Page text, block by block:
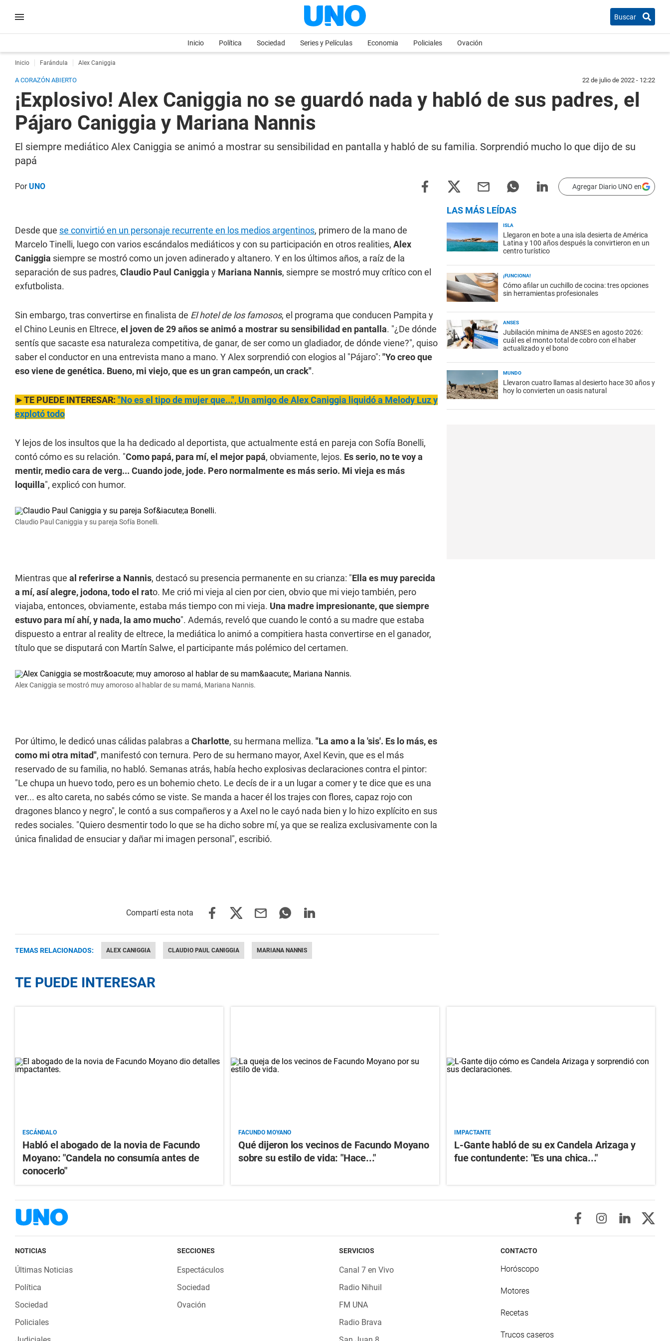
Buscar
Inicio Política Sociedad Series y Películas Economia Policiales Ovación
Inicio Farándula Alex Caniggia
A CORAZÓN ABIERTO 22 de julio de 2022 - 12:22
¡Explosivo! Alex Caniggia no se guardó nada y habló de sus padres, el
Pájaro Caniggia y Mariana Nannis
El siempre mediático Alex Caniggia se animó a mostrar su sensibilidad en pantalla y habló de su familia. Sorprendió mucho lo que dijo de su
papá
PorUNO Agregar Diario UNO en
Desde que se convirtió en un personaje recurrente en los medios argentinos, primero de la mano de
Marcelo Tinelli, luego con varios escándalos mediáticos y con su participación en otros realities, Alex
Caniggia siempre se mostró como un joven adinerado y altanero. Y en los últimos años, a raíz de la
separación de sus padres, Claudio Paul Caniggia y Mariana Nannis, siempre se mostró muy crítico con el
exfutbolista.
Sin embargo, tras convertirse en finalista de El hotel de los famosos, el programa que conducen Pampita y
el Chino Leunis en Eltrece, el joven de 29 años se animó a mostrar su sensibilidad en pantalla. "¿De dónde
sentís que sacaste esa naturaleza competitiva, de ganar, de ser como un gladiador, de dónde viene?", quiso
saber el conductor en una entrevista mano a mano. Y Alex sorprendió con elogios al "Pájaro": "Yo creo que
eso viene de genética. Bueno, mi viejo, que es un gran campeón, un crack".
►TE PUEDE INTERESAR: "No es el tipo de mujer que...", Un amigo de Alex Caniggia liquidó a Melody Luz y
explotó todo
Y lejos de los insultos que la ha dedicado al deportista, que actualmente está en pareja con Sofía Bonelli,
contó cómo es su relación. "Como papá, para mí, el mejor papá, obviamente, lejos. Es serio, no te voy a
mentir, medio cara de verg... Cuando jode, jode. Pero normalmente es más serio. Mi vieja es más
loquilla", explicó con humor.
Claudio Paul Caniggia y su pareja Sofía Bonelli.
Mientras que al referirse a Nannis, destacó su presencia permanente en su crianza: "Ella es muy parecida
a mí, así alegre, jodona, todo el rato. Me crió mi vieja al cien por cien, obvio que mi viejo también, pero
viajaba, entonces, obviamente, estaba más tiempo con mi vieja. Una madre impresionante, que siempre
estuvo para mí ahí, y nada, la amo mucho". Además, reveló que cuando le contó a su madre que estaba
dispuesto a entrar al reality de eltrece, la mediática lo animó a compitiera hasta convertirse en el ganador,
título que se disputará con Martín Salwe, el participante más polémico del certamen.
Alex Caniggia se mostró muy amoroso al hablar de su mamá, Mariana Nannis.
Por último, le dedicó unas cálidas palabras a Charlotte, su hermana melliza. "La amo a la 'sis'. Es lo más, es
como mi otra mitad", manifestó con ternura. Pero de su hermano mayor, Axel Kevin, que es el más
reservado de su familia, no habló. Semanas atrás, había hecho explosivas declaraciones contra el pintor:
"Le chupa un huevo todo, pero es un bohemio cheto. Le decís de ir a un lugar a comer y te dice que es una
ver... es alto careta, no sabés cómo se viste. Se manda a hacer él los trajes con flores, capaz rojo con
dragones blanco y negro", le contó a sus compañeros y a Axel no le cayó nada bien y lo hizo explícito en sus
redes sociales. "Quiero desmentir todo lo que se ha dicho sobre mí, ya que se realiza exclusivamente con la
única finalidad de ensuciar y dañar mi imagen personal", escribió.
TEMAS RELACIONADOS: ALEX CANIGGIA CLAUDIO PAUL CANIGGIA MARIANA NANNIS
LAS MÁS LEÍDAS
ISLA
Llegaron en bote a una isla desierta de América
Latina y 100 años después la convirtieron en un
centro turístico
¡FUNCIONA!
Cómo afilar un cuchillo de cocina: tres opciones
sin herramientas profesionales
ANSES
Jubilación mínima de ANSES en agosto 2026:
cuál es el monto total de cobro con el haber
actualizado y el bono
MUNDO
Llevaron cuatro llamas al desierto hace 30 años y
hoy lo convierten un oasis natural
TE PUEDE INTERESAR
ESCÁNDALO
Habló el abogado de la novia de Facundo
Moyano: "Candela no consumía antes de
conocerlo"
FACUNDO MOYANO
Qué dijeron los vecinos de Facundo Moyano
sobre su estilo de vida: "Hace..."
IMPACTANTE
L-Gante habló de su ex Candela Arizaga y
fue contundente: "Es una chica..."
NOTICIAS
Últimas Noticias
Política
Sociedad
Policiales
SECCIONES
Espectáculos
Sociedad
Ovación
SERVICIOS
Canal 7 en Vivo
Radio Nihuil
FM UNA
Radio Brava
CONTACTO
Horóscopo
Motores
Recetas
Trucos caseros